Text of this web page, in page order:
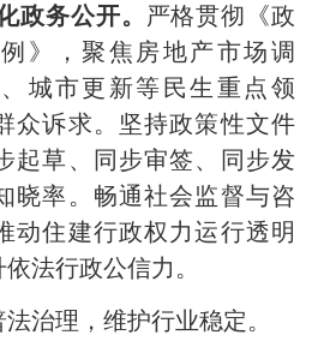
政务公开。
严格贯彻《政
》，聚焦房地产市场调
城市更新等民生重点领
众诉求。坚持政策性文件
起草、同步审签、同步发
晓率。畅通社会监督与咨
动住建行政权力运行透明
法行政公信力。
理，维护行业稳定。